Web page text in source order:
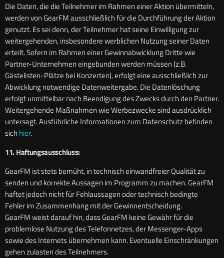
Die Daten, die die Teilnehmer im Rahmen einer Aktion übermitteln,
werden von GearFM ausschließlich für die Durchführung der Aktion
genutzt. Es sei denn, der Teilnehmer hat seine Einwilligung zur
weitergehenden, insbesondere werblichen Nutzung seiner Daten
erteilt. Sofern im Rahmen einer Gewinnabwicklung Dritte wie
Partner-Unternehmen eingebunden werden müssen (z.B.
Gästelisten-Plätze bei Konzerten), erfolgt eine ausschließlich zur
Abwicklung notwendige Datenweitergabe. Die Datenlöschung
erfolgt unmittelbar nach Beendigung des Zwecks durch den Partner.
Weitergehende Maßnahmen wie Werbezwecke sind ausdrücklich
untersagt. Ausführliche Informationen zum Datenschutz befinden
sich hier.
11. Haftungsausschluss:
GearFM ist stets bemüht, in technisch einwandfreier Qualität zu
senden und korrekte Aussagen im Programm zu machen. GearFM
haftet jedoch nicht für Fehlaussagen oder technisch bedingte
Fehler im Zusammenhang mit der Gewinnentscheidung.
GearFM weist darauf hin, dass GearFM keine Gewähr für die
problemlose Nutzung des Telefonnetzes, der Messenger-Apps
sowie des Internets übernehmen kann. Eventuelle Einschränkungen
gehen zulasten des Teilnehmers.